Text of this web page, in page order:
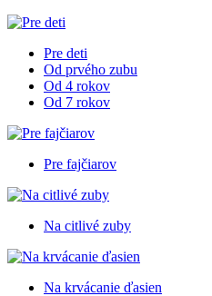
Pre deti
Od prvého zubu
Od 4 rokov
Od 7 rokov
Pre fajčiarov
Na citlivé zuby
Na krvácanie ďasien